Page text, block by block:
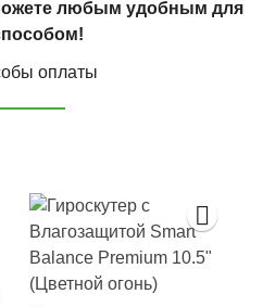
любым удобным для